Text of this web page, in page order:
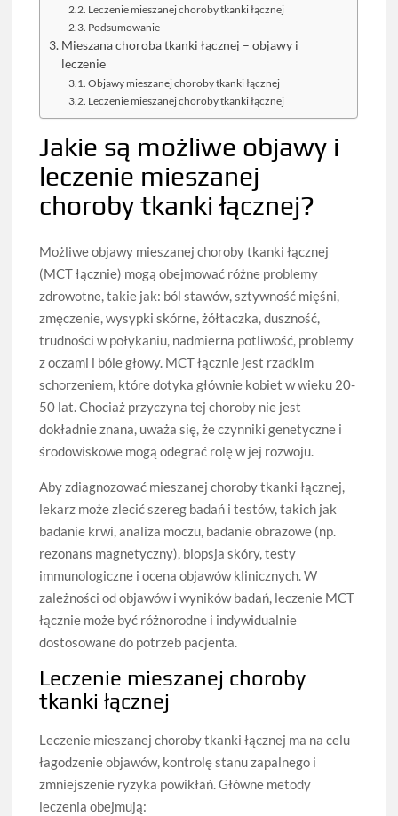
Leczenie mieszanej choroby tkanki łącznej
Podsumowanie
Mieszana choroba tkanki łącznej – objawy i
leczenie
Objawy mieszanej choroby tkanki łącznej
Leczenie mieszanej choroby tkanki łącznej
Jakie są możliwe objawy i
leczenie mieszanej
choroby tkanki łącznej?
Możliwe objawy mieszanej choroby tkanki łącznej
(MCT łącznie) mogą obejmować różne problemy
zdrowotne, takie jak: ból stawów, sztywność mięśni,
zmęczenie, wysypki skórne, żółtaczka, duszność,
trudności w połykaniu, nadmierna potliwość, problemy
z oczami i bóle głowy. MCT łącznie jest rzadkim
schorzeniem, które dotyka głównie kobiet w wieku 20-
50 lat. Chociaż przyczyna tej choroby nie jest
dokładnie znana, uważa się, że czynniki genetyczne i
środowiskowe mogą odegrać rolę w jej rozwoju.
Aby zdiagnozować mieszanej choroby tkanki łącznej,
lekarz może zlecić szereg badań i testów, takich jak
badanie krwi, analiza moczu, badanie obrazowe (np.
rezonans magnetyczny), biopsja skóry, testy
immunologiczne i ocena objawów klinicznych. W
zależności od objawów i wyników badań, leczenie MCT
łącznie może być różnorodne i indywidualnie
dostosowane do potrzeb pacjenta.
Leczenie mieszanej choroby
tkanki łącznej
Leczenie mieszanej choroby tkanki łącznej ma na celu
łagodzenie objawów, kontrolę stanu zapalnego i
zmniejszenie ryzyka powikłań. Główne metody
leczenia obejmują: